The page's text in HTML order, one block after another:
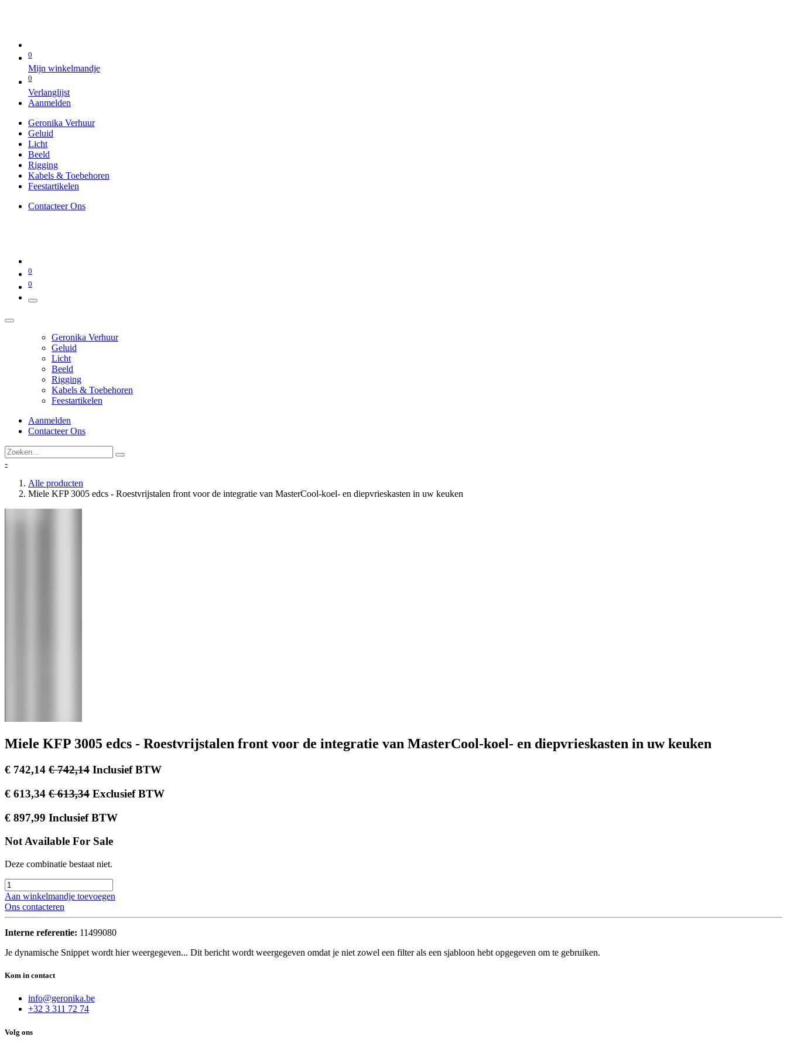
0
Mijn winkelmandje
0
Verlanglijst
Aanmelden
Geronika Verhuur
Geluid
Licht
Beeld
Rigging
Kabels & Toebehoren
Feestartikelen
Contacteer Ons
0
0
Geronika Verhuur
Geluid
Licht
Beeld
Rigging
Kabels & Toebehoren
Feestartikelen
Aanmelden
Contacteer Ons
-
Alle producten
Miele KFP 3005 edcs - Roestvrijstalen front voor de integratie van MasterCool-koel- en diepvrieskasten in uw keuken
Miele KFP 3005 edcs - Roestvrijstalen front voor de integratie van MasterCool-koel- en diepvrieskasten in uw keuken
€ 742,14 €742,14 Inclusief BTW
€ 613,34 €613,34 Exclusief BTW
€ 897,99 Inclusief BTW
Not Available For Sale
Deze combinatie bestaat niet.
Aan winkelmandje toevoegen
Ons contacteren
Interne referentie: 11499080
Je dynamische Snippet wordt hier weergegeven... Dit bericht wordt weergegeven omdat je niet zowel een filter als een sjabloon hebt opgegeven om te gebruiken.
Kom in contact
info@geronika.be
+32 3 311 72 74
Volg ons